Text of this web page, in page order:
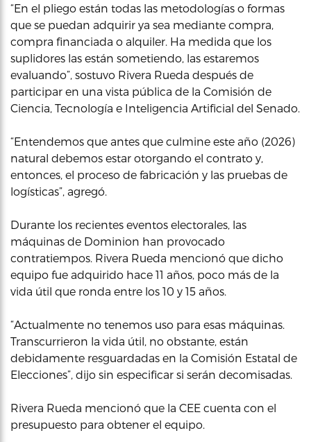
“En el pliego están todas las metodologías o formas
que se puedan adquirir ya sea mediante compra,
compra financiada o alquiler. Ha medida que los
suplidores las están sometiendo, las estaremos
evaluando”, sostuvo Rivera Rueda después de
participar en una vista pública de la Comisión de
Ciencia, Tecnología e Inteligencia Artificial del Senado.
“Entendemos que antes que culmine este año (2026)
natural debemos estar otorgando el contrato y,
entonces, el proceso de fabricación y las pruebas de
logísticas”, agregó.
Durante los recientes eventos electorales, las
máquinas de Dominion han provocado
contratiempos. Rivera Rueda mencionó que dicho
equipo fue adquirido hace 11 años, poco más de la
vida útil que ronda entre los 10 y 15 años.
“Actualmente no tenemos uso para esas máquinas.
Transcurrieron la vida útil, no obstante, están
debidamente resguardadas en la Comisión Estatal de
Elecciones”, dijo sin especificar si serán decomisadas.
Rivera Rueda mencionó que la CEE cuenta con el
presupuesto para obtener el equipo.